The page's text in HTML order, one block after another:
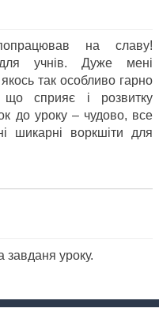
на славу!
учнів. Дуже мені
так особливо гарно
сприяє і розвитку
до уроку – чудово, все
шикарні воркшіти для
завданя уроку.